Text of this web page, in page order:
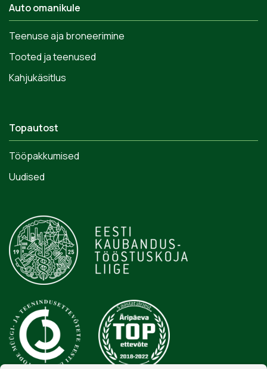
Auto omanikule
Teenuse aja broneerimine
Tooted ja teenused
Kahjukäsitlus
Topautost
Tööpakkumised
Uudised